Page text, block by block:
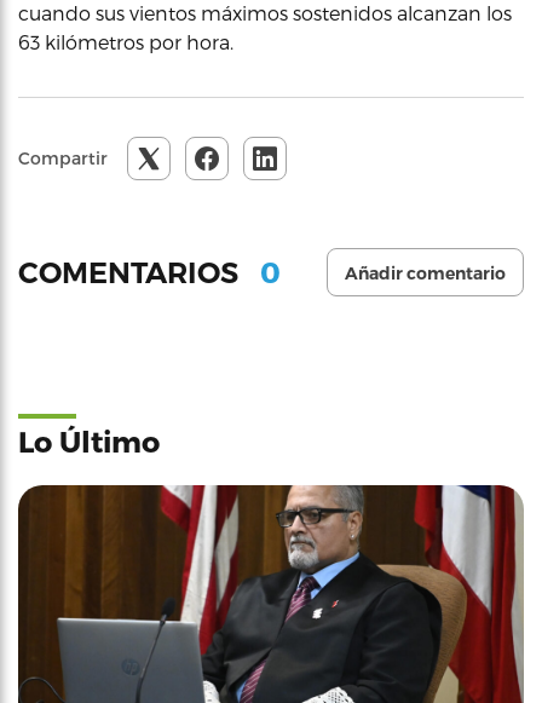
cuando sus vientos máximos sostenidos alcanzan los
63 kilómetros por hora.
Compartir
COMENTARIOS 0 Añadir comentario
Lo Último